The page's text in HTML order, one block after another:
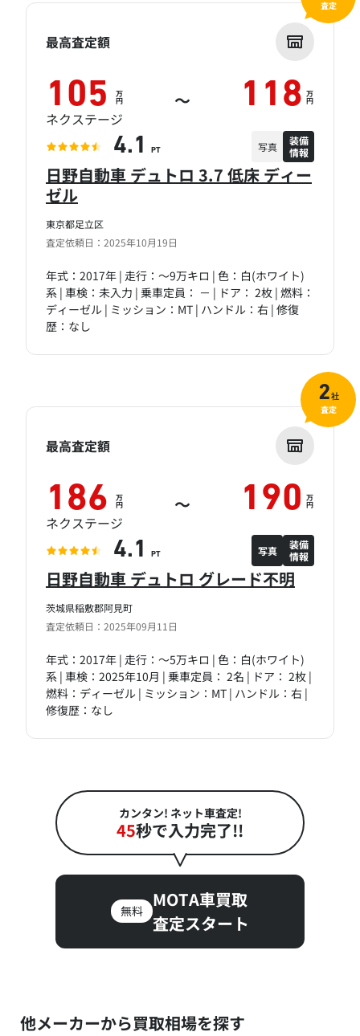
東京都足立区
査定依頼日：2025年10月19日
日野自動車 デュトロ 3.7 低床 ディー
ゼル
年式：2017年 | 走行：～9万キロ | 色：白(ホワイト)
系 | 車検：未入力 | 乗車定員： － | ドア： 2枚 | 燃料：
ディーゼル | ミッション：MT | ハンドル：右 | 修復
歴：なし
最高査定額
105 万
円 ～ 118 万
円
ネクステージ
4.1 PT 写真
装備
情報
査定
茨城県稲敷郡阿見町
査定依頼日：2025年09月11日
日野自動車 デュトロ グレード不明
年式：2017年 | 走行：～5万キロ | 色：白(ホワイト)
系 | 車検：2025年10月 | 乗車定員： 2名 | ドア： 2枚 |
燃料：ディーゼル | ミッション：MT | ハンドル：右 |
修復歴：なし
最高査定額
186 万
円 ～ 190 万
円
ネクステージ
4.1 PT 写真
装備
情報
2社
査定
カンタン! ネット車査定!
45秒で入力完了!!
無料
MOTA車買取
査定スタート
他メーカーから買取相場を探す